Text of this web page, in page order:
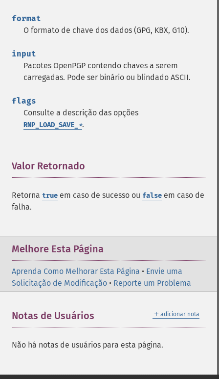
format
O formato de chave dos dados (GPG, KBX, G10).
input
Pacotes OpenPGP contendo chaves a serem
carregadas. Pode ser binário ou blindado ASCII.
flags
Consulte a descrição das opções
RNP_LOAD_SAVE_ *.
Valor Retornado
Retorna true em caso de sucesso ou false em caso de
falha.
Melhore Esta Página
Aprenda Como Melhorar Esta Página • Envie uma
Solicitação de Modificação • Reporte um Problema
＋ adicionar nota
Notas de Usuários
Não há notas de usuários para esta página.